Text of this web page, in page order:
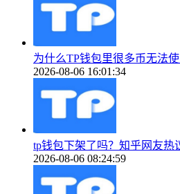
为什么TP钱包里很多币无法
2026-08-06 16:01:34
tp钱包下架了吗？知乎网友热
2026-08-06 08:24:59